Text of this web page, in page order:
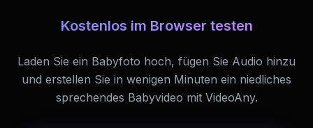
Kostenlos im Browser testen
Laden Sie ein Babyfoto hoch, fügen Sie Audio hinzu
und erstellen Sie in wenigen Minuten ein niedliches
sprechendes Babyvideo mit VideoAny.